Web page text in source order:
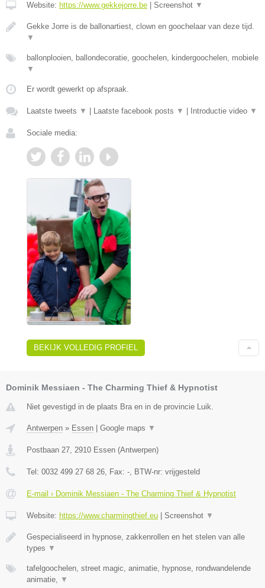
Website: https://www.gekkejorre.be Screenshot ▼
Gekke Jorre is de ballonartiest, clown en goochelaar van deze tijd.
▼
ballonplooien, ballondecoratie, goochelen, kindergoochelen, mobiele
▼
Er wordt gewerkt op afspraak.
Laatste tweets ▼ Laatste facebook posts ▼ Introductie video ▼
Sociale media:
BEKIJK VOLLEDIG PROFIEL
Dominik Messiaen - The Charming Thief & Hypnotist
Niet gevestigd in de plaats Bra en in de provincie Luik.
Antwerpen » Essen Google maps ▼
Postbaan 27, 2910 Essen (Antwerpen)
Tel: 0032 499 27 68 26, Fax: -, BTW-nr: vrijgesteld
E-mail › Dominik Messiaen - The Charming Thief & Hypnotist
Website: https://www.charmingthief.eu Screenshot ▼
Gespecialiseerd in hypnose, zakkenrollen en het stelen van alle
types ▼
tafelgoochelen, street magic, animatie, hypnose, rondwandelende
animatie, ▼